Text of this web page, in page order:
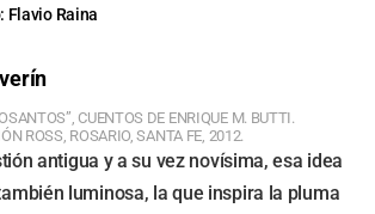
Flavio Raina
CUENTOS DE ENRIQUE M. BUTTI.
ROSS, ROSARIO, SANTA FE, 2012.
antigua y a su vez novísima, esa idea
luminosa, la que inspira la pluma